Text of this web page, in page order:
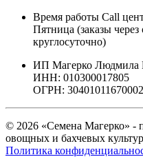
Время работы Call
Пятница (заказы
круглосуточно)
ИП Магерко Людмила
ИНН: 010300017805
ОГРН:
© 2026 «Семена Магерко» -
овощных и бахчевых
Политика